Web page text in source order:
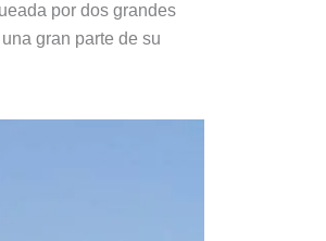
por dos grandes
gran parte de su